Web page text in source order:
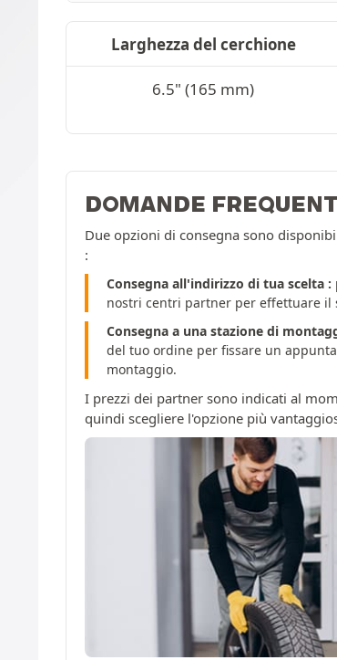
Larghezza del cerchione
6.5" (165 mm)
DOMANDE
Due opzioni di consegna sono
:
Consegna all'indirizzo di tua scelta :
nostri centri partner per effettuare il
Consegna a una stazione di
del tuo ordine per fissare un
montaggio.
I prezzi dei partner sono indicati al
quindi scegliere l'opzione più